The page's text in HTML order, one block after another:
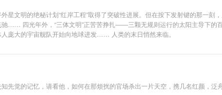
星文明的绝秘计划“红岸工程”取得了突破性进展。但在按下发射键的那一
…… 四光年外，“三体文明”正苦苦挣扎——三颗无规则运行的太阳主导下的
庞大的宇宙舰队开始向地球进发…… 人类的末日悄然来临。
先觉的记忆，请看他，如何在那烦扰的官场杀出一片天空，携几名红颜，